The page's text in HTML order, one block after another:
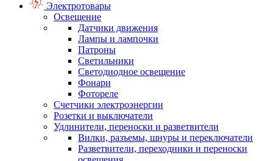
Электротовары
Освещение
Датчики движения
Лампы и лампочки
Патроны
Светильники
Светодиодное освещение
Фонари
Фотореле
Счетчики электроэнергии
Розетки и выключатели
Удлинители, переноски и разветвители
Вилки, разъемы, шнуры и переключатели
Разветвители, переходники и переноски